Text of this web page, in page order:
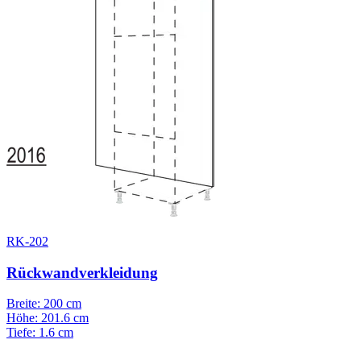
RK-202
Rückwandverkleidung
Breite: 200 cm
Höhe: 201.6 cm
Tiefe: 1.6 cm